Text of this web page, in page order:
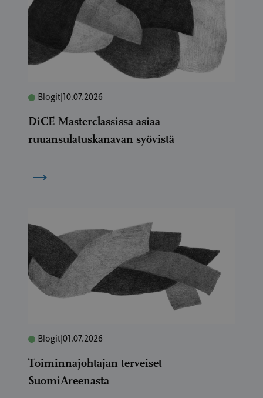
Blogit 10.07.2026
DiCE Masterclassissa asiaa
ruuansulatuskanavan syövistä
→
Blogit 01.07.2026
Toiminnajohtajan terveiset
SuomiAreenasta